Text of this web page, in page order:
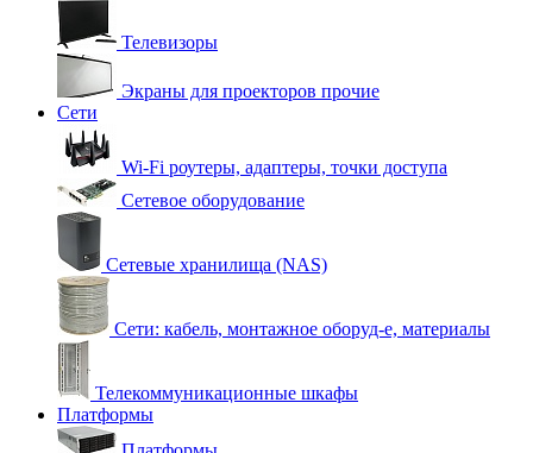
Телевизоры
Экраны для проекторов прочие
Сети
Wi-Fi роутеры, адаптеры, точки доступа
Сетевое оборудование
Сетевые хранилища (NAS)
Сети: кабель, монтажное оборуд-е, материалы
Телекоммуникационные шкафы
Платформы